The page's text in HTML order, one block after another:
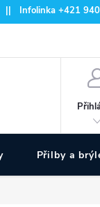
Infolinka +421 940
Přilby a